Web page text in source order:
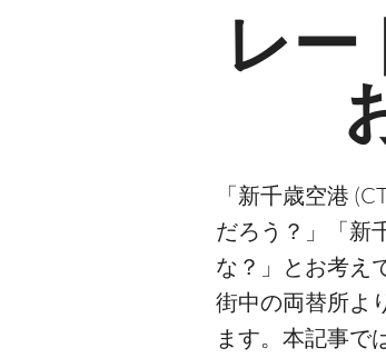
レー
「新千歳空港
だろう？」「新
な？」とお考え
街中の両替所よ
ます。本記事で